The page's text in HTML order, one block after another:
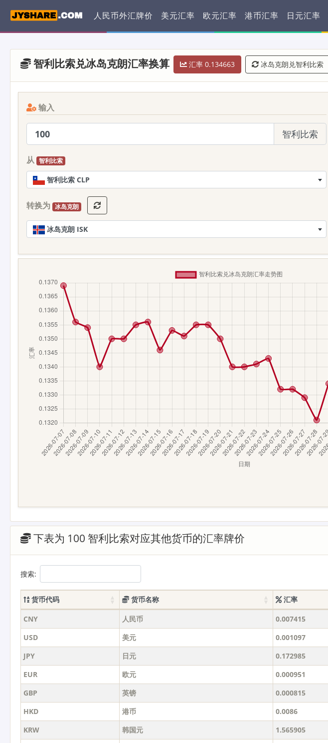
人民币外汇牌价 美元汇率 欧元汇率 港币汇率 日元汇率
智利比索兑冰岛克朗汇率换算 汇率 0.134663 冰岛克朗兑智利比索
输入
智利比索
从 智利比索
智利比索 CLP
转换为 冰岛克朗
冰岛克朗 ISK
下表为 100 智利比索对应其他货币的汇率牌价
搜索:
货币代码 货币名称 汇率
CNY 人民币 0.007415
USD
美元 0.001097
JPY
日元 0.172985
EUR
欧元 0.000951
GBP
英镑 0.000815
HKD
港币 0.0086
KRW
韩国元 1.565905